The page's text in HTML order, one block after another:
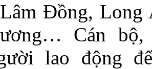
Đồng, Long
Cán bộ,
lao động